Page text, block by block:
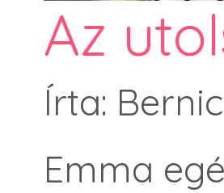
Az
Írta:
Emma